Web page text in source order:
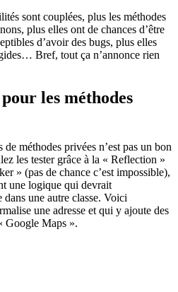
sont couplées, plus les méthodes
plus elles ont de chances d’être
d’avoir des bugs, plus elles
Bref, tout ça n’annonce rien
les méthodes
méthodes privées n’est pas un bon
les tester grâce à la « Reflection »
» (pas de chance c’est impossible),
une logique qui devrait
une autre classe. Voici
une adresse et qui y ajoute des
Google Maps ».